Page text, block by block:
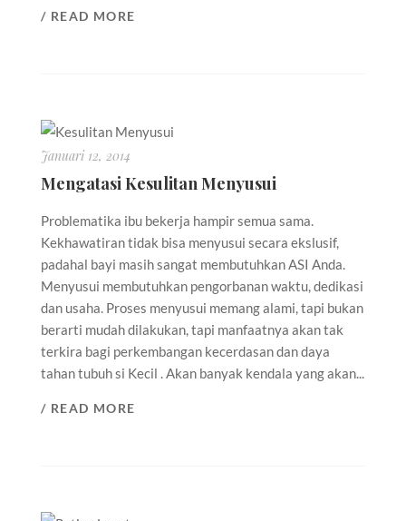
/ READ MORE
Januari 12, 2014
Mengatasi Kesulitan Menyusui
Problematika ibu bekerja hampir semua sama.
Kekhawatiran tidak bisa menyusui secara ekslusif,
padahal bayi masih sangat membutuhkan ASI Anda.
Menyusui membutuhkan pengorbanan waktu, dedikasi
dan usaha. Proses menyusui memang alami, tapi bukan
berarti mudah dilakukan, tapi manfaatnya akan tak
terkira bagi perkembangan kecerdasan dan daya
tahan tubuh si Kecil . Akan banyak kendala yang akan...
/ READ MORE